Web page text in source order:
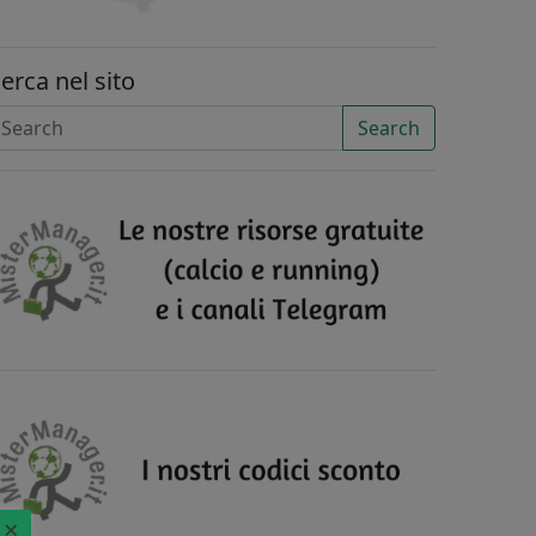
nel sito
Search